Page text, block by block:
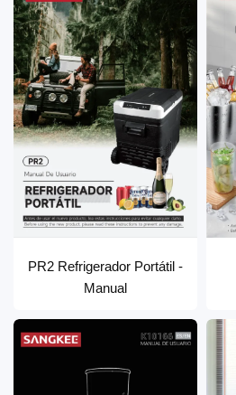
PR2 Refrigerador Portátil -
Manual